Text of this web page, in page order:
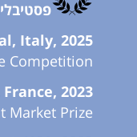
Italy, 2025
Competition
2023
Market Prize